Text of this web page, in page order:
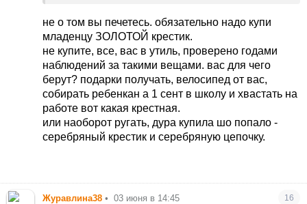
не о том вы печетесь. обязательно надо купи
младенцу ЗОЛОТОЙ крестик.
не купите, все, вас в утиль, проверено годами
наблюдений за такими вещами. вас для чего
берут? подарки получать, велосипед от вас,
собирать ребенкан а 1 сент в школу и хвастать на
работе вот какая крестная.
или наоборот ругать, дура купила шо попало -
серебряный крестик и серебряную цепочку.
Журавлина38 • 03 июня в 14:45 16